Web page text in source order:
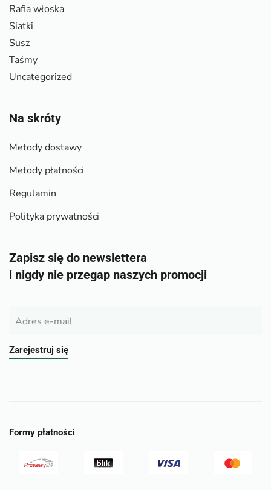
Rafia włoska
Siatki
Susz
Taśmy
Uncategorized
Na skróty
Metody dostawy
Metody płatności
Regulamin
Polityka prywatności
Zapisz się do newslettera
i nigdy nie przegap naszych promocji
Zarejestruj się
Formy płatności